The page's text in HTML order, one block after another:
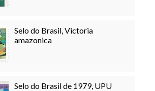
Selo do Brasil, Victoria
amazonica
Selo do Brasil de 1979, UPU